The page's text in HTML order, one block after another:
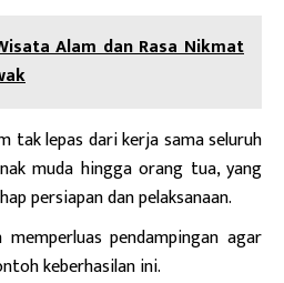
Alam dan Rasa Nikmat
tak lepas dari kerja sama seluruh
muda hingga orang tua, yang
persiapan dan pelaksanaan.
pendampingan agar
keberhasilan ini.